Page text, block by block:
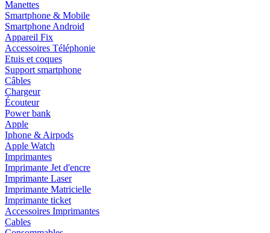
Manettes
Smartphone & Mobile
Smartphone Android
Appareil Fix
Accessoires Téléphonie
Etuis et coques
Support smartphone
Câbles
Chargeur
Écouteur
Power bank
Apple
Iphone & Airpods
Apple Watch
Imprimantes
Imprimante Jet d'encre
Imprimante Laser
Imprimante Matricielle
Imprimante ticket
Accessoires Imprimantes
Cables